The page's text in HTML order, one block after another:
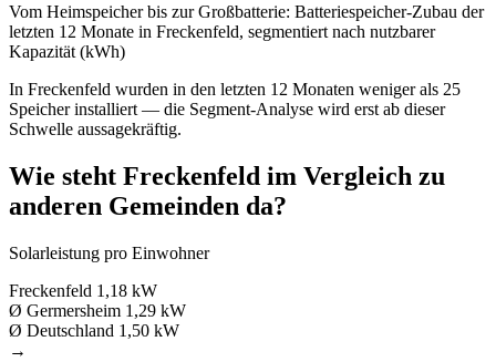
Vom Heimspeicher bis zur Großbatterie: Batteriespeicher-Zubau der
letzten 12 Monate in Freckenfeld, segmentiert nach nutzbarer
Kapazität (kWh)
In Freckenfeld wurden in den letzten 12 Monaten weniger als 25
Speicher installiert — die Segment-Analyse wird erst ab dieser
Schwelle aussagekräftig.
Wie steht Freckenfeld im Vergleich zu
anderen Gemeinden da?
Solarleistung pro Einwohner
Freckenfeld 1,18 kW
Ø Germersheim 1,29 kW
Ø Deutschland 1,50 kW
→